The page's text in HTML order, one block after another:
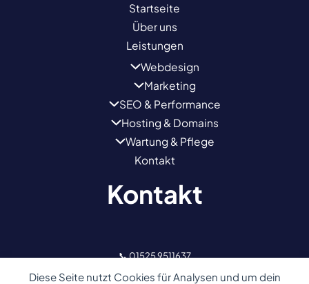
Diese Seite nutzt Cookies für Analysen und um dein
Startseite
Über uns
Leistungen
Webdesign
Marketing
SEO & Performance
Hosting & Domains
Wartung & Pflege
Kontakt
Kontakt
📞 01525 9511637
✉️ kontakt@nextwebsolution.de